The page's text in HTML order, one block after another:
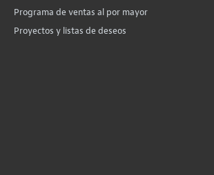
Programa de ventas al por mayor
Proyectos y listas de deseos